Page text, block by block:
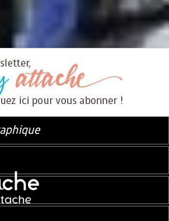
plaisir toute l’année ! Et puis la Thiérache,
on peut s'y perdre, mais avec délectation...